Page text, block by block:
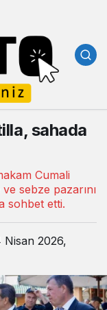
sahada
Cumali
sebze pazarını
sohbet etti.
Nisan 2026,